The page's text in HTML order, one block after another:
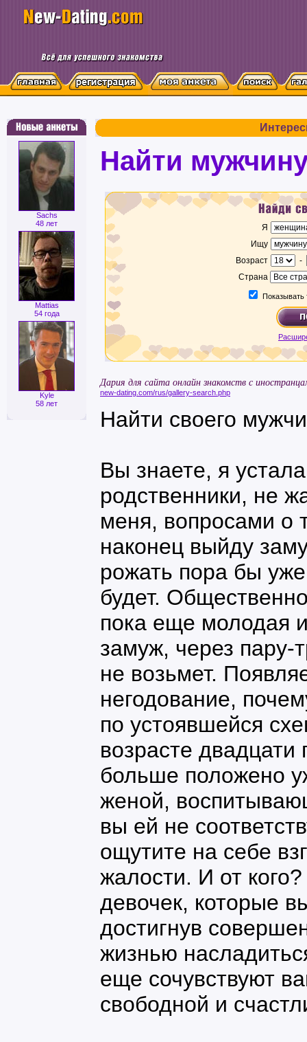
Sachs
48 лет
Mattias
54 года
Kyle
58 лет
Найти
Я
Ищу
Возраст
-
Страна
Показывать
Дария для сайта онлайн знакомств с
new-dating.com/rus/gallery-search.php
Найти своего
Вы знаете, я
родственники, не
меня, вопросами о
наконец выйду
рожать пора бы
будет.
пока еще молодая
замуж, через пару-
не возьмет.
негодование,
по устоявшейся
возрасте двадцати
больше положено
женой,
вы ей не
ощутите на себе
жалости. И от
девочек, которые
достигнув
жизнью
еще сочувствуют
свободной и